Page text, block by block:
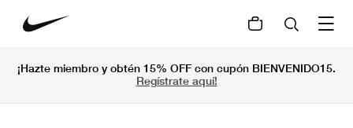
¡Hazte miembro y obtén 15% OFF con cupón BIENVENIDO15.
Regístrate aquí!